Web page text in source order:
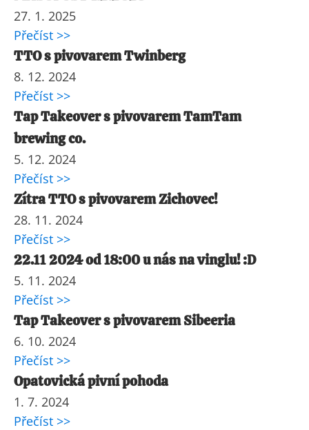
27. 1. 2025
Přečíst >>
TTO s pivovarem Twinberg
8. 12. 2024
Přečíst >>
Tap Takeover s pivovarem TamTam
brewing co.
5. 12. 2024
Přečíst >>
Zítra TTO s pivovarem Zichovec!
28. 11. 2024
Přečíst >>
22.11 2024 od 18:00 u nás na vinglu! :D
5. 11. 2024
Přečíst >>
Tap Takeover s pivovarem Sibeeria
6. 10. 2024
Přečíst >>
Opatovická pivní pohoda
1. 7. 2024
Přečíst >>